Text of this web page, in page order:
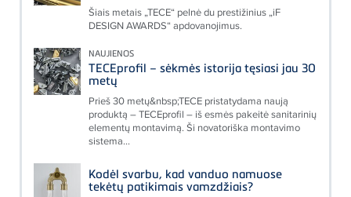
Šiais metais „TECE“ pelnė du prestižinius „iF
DESIGN AWARDS“ apdovanojimus.
NAUJIENOS
TECEprofil – sėkmės istorija tęsiasi jau 30
metų
Prieš 30 metų&nbsp;TECE pristatydama naują
produktą – TECEprofil – iš esmės pakeitė sanitarinių
elementų montavimą. Ši novatoriška montavimo
sistema...
Kodėl svarbu, kad vanduo namuose
tekėtų patikimais vamzdžiais?